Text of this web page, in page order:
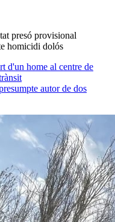
presó provisional
homicidi dolós
d'un home al centre de
autor de dos